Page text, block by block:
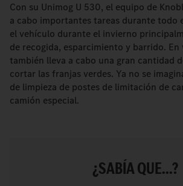
Con su Unimog U 530, el equipo de
a cabo importantes tareas durante todo
el vehículo durante el invierno
de recogida, esparcimiento y barrido. En
también lleva a cabo una gran cantidad
cortar las franjas verdes. Ya no se
de limpieza de postes de limitación de
camión especial.
¿SABÍA QUE...?